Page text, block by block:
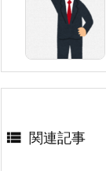
 関連記事